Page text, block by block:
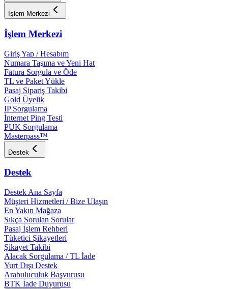
İşlem Merkezi
İşlem Merkezi
Giriş Yap / Hesabım
Numara Taşıma ve Yeni Hat
Fatura Sorgula ve Öde
TL ve Paket Yükle
Pasaj Sipariş Takibi
Gold Üyelik
IP Sorgulama
İnternet Ping Testi
PUK Sorgulama
Masterpass™
Destek
Destek
Destek Ana Sayfa
Müşteri Hizmetleri / Bize Ulaşın
En Yakın Mağaza
Sıkça Sorulan Sorular
Pasaj İşlem Rehberi
Tüketici Şikayetleri
Şikayet Takibi
Alacak Sorgulama / TL İade
Yurt Dışı Destek
Arabuluculuk Başvurusu
BTK İade Duyurusu